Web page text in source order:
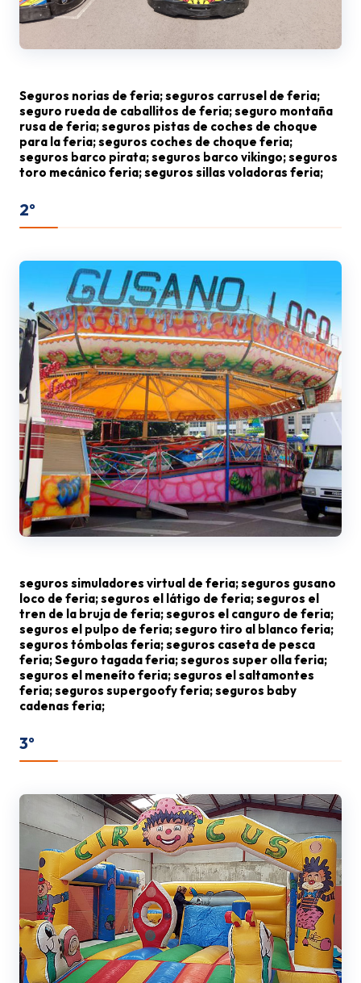
Seguros norias de feria; seguros carrusel de feria;
seguro rueda de caballitos de feria; seguro montaña
rusa de feria; seguros pistas de coches de choque
para la feria; seguros coches de choque feria;
seguros barco pirata; seguros barco vikingo; seguros
toro mecánico feria; seguros sillas voladoras feria;
2º
seguros simuladores virtual de feria; seguros gusano
loco de feria; seguros el látigo de feria; seguros el
tren de la bruja de feria; seguros el canguro de feria;
seguros el pulpo de feria; seguro tiro al blanco feria;
seguros tómbolas feria; seguros caseta de pesca
feria; Seguro tagada feria; seguros super olla feria;
seguros el meneíto feria; seguros el saltamontes
feria; seguros supergoofy feria; seguros baby
cadenas feria;
3º